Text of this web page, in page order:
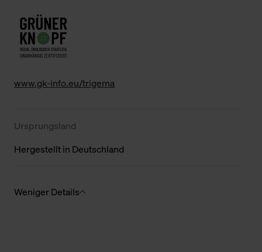
www.gk-info.eu/trigema
Ursprungsland
Hergestellt in Deutschland
Weniger Details